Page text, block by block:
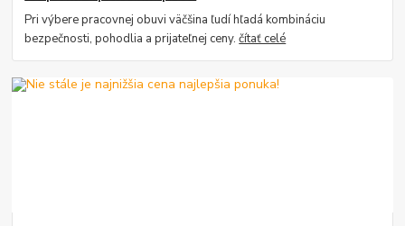
Pri výbere pracovnej obuvi väčšina ľudí hľadá kombináciu
bezpečnosti, pohodlia a prijateľnej ceny.čítať celé